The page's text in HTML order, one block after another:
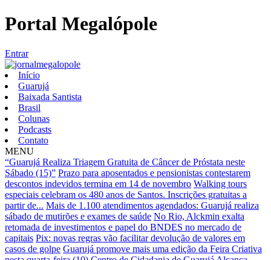
Portal Megalópole
Entrar
Início
Guarujá
Baixada Santista
Brasil
Colunas
Podcasts
Contato
MENU
“Guarujá Realiza Triagem Gratuita de Câncer de Próstata neste
Sábado (15)” Prazo para aposentados e pensionistas contestarem
descontos indevidos termina em 14 de novembro Walking tours
especiais celebram os 480 anos de Santos. Inscrições gratuitas a
partir de... Mais de 1.100 atendimentos agendados: Guarujá realiza
sábado de mutirões e exames de saúde No Rio, Alckmin exalta
retomada de investimentos e papel do BNDES no mercado de
capitais Pix: novas regras vão facilitar devolução de valores em
casos de golpe Guarujá promove mais uma edição da Feira Criativa